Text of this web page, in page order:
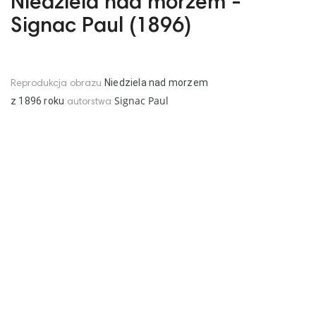
Signac Paul (1896)
Reprodukcja obrazu Niedziela nad morzem
z 1896 roku autorstwaSignac Paul